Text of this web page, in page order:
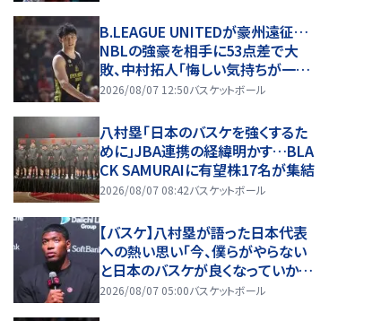
B.LEAGUE UNITEDが豪州遠征…
NBLの強豪を相手に53点差で大
敗、中村拓人「悔しい気持ちが一番
強い」
2026/08/07 12:50バスケットボール
八村塁「日本のバスケを強くするた
めに」JBA連携の経緯明かす…BLA
CK SAMURAIに有望株17名が集結
2026/08/07 08:42バスケットボール
【バスケ】八村塁が語った日本代表
への熱い思い「今、僕らがやらない
と日本のバスケが良くなっていかな
い」
2026/08/07 05:00バスケットボール